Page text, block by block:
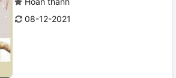
08-12-2021